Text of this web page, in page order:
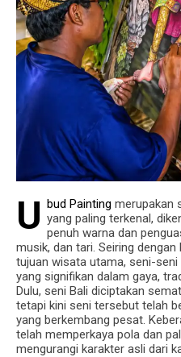
U bud Painting merupakan
yang paling terkenal,
penuh warna dan
musik, dan tari. Seiring
tujuan wisata utama, seni-
yang signifikan dalam gaya,
Dulu, seni Bali diciptakan
tetapi kini seni tersebut telah
yang berkembang pesat.
telah memperkaya pola dan
mengurangi karakter asli dari